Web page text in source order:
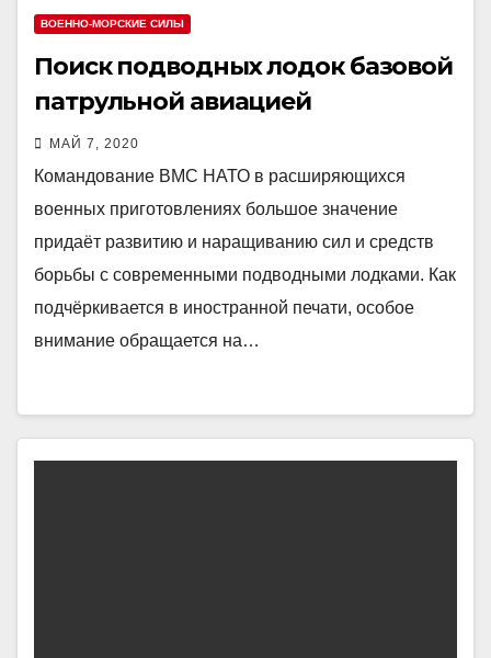
ВОЕННО-МОРСКИЕ СИЛЫ
Поиск подводных лодок базовой
патрульной авиацией
МАЙ 7, 2020
Командование ВМС НАТО в расширяющихся
военных приготовлениях большое значение
придаёт развитию и наращиванию сил и средств
борьбы с современными подводными лодками. Как
подчёркивается в иностранной печати, особое
внимание обращается на…